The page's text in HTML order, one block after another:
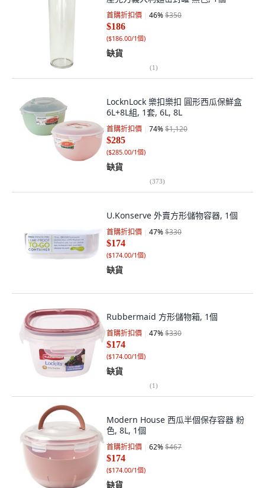
首購折扣價 46%$350
$186
($186.00/1個)
缺貨
(1)
LocknLock 樂扣樂扣 圓形西瓜保鮮盒
6L+8L組, 1套, 6L, 8L
首購折扣價 74%$1,120
$285
($285.00/1個)
缺貨
(373)
U.Konserve 外賣方形儲物容器, 1個
首購折扣價 47%$330
$174
($174.00/1個)
缺貨
Rubbermaid 方形儲物箱, 1個
首購折扣價 47%$330
$174
($174.00/1個)
缺貨
(1)
Modern House 西瓜半個保存容器 粉
色, 8L, 1個
首購折扣價 62%$467
$174
($174.00/1個)
缺貨